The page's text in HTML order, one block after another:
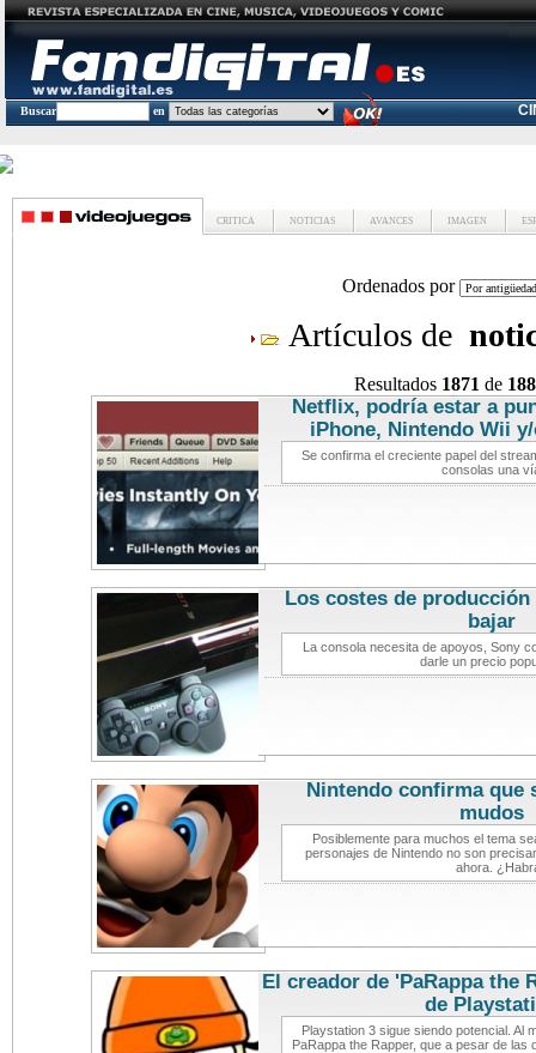
Buscar en
CRITICA NOTICIAS AVANCES IMAGEN
Ordenados por
Artículos de
Resultados 1871 de
Netflix, podría estar a
iPhone, Nintendo Wii
Se confirma el creciente papel del
consolas una
Los costes de
bajar
La consola necesita de apoyos, Sony
darle un precio
Nintendo confirma que
mudos
Posiblemente para muchos el tema
personajes de Nintendo no son
ahora.
El creador de 'PaRappa the
de
Playstation 3 sigue siendo potencial. Al
PaRappa the Rapper, que a pesar de las